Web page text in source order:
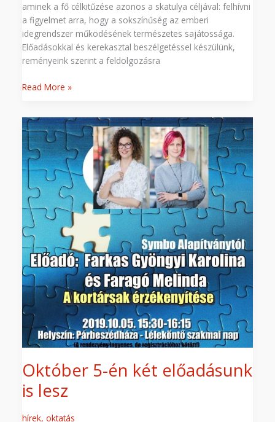
aminek a fő célkitűzése azonos a skatulya céljával: felhívni
a figyelmet arra, hogy a sokszínűség az emberi
idegrendszer működésének természetes sajátossága.
Előadásokkal és kerekasztal beszélgetéssel készülünk,
reményeink szerint a feldolgozásra
Read More »
Október 5-én két előadásunk
is lesz
hírek,oktatás
Október
5-
én
két
előadásunk
is
lesz